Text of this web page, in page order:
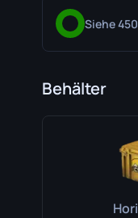
Siehe
Behälter